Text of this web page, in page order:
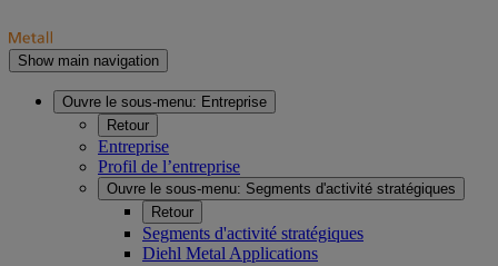
Show main navigation
Ouvre le sous-menu: Entreprise
Retour
Entreprise
Profil de l’entreprise
Ouvre le sous-menu: Segments d'activité stratégiques
Retour
Segments d'activité stratégiques
Diehl Metal Applications